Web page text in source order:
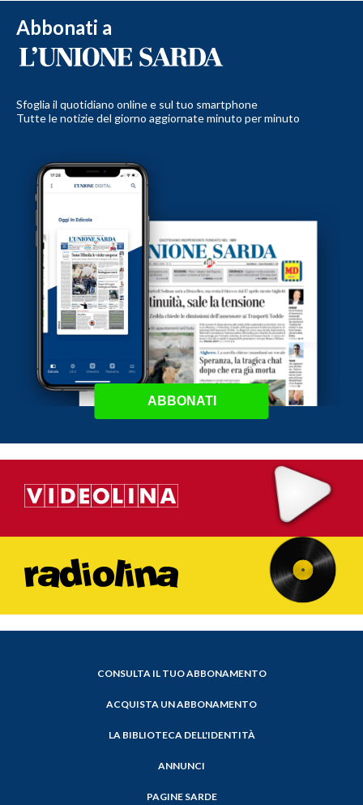
Abbonati a
Sfoglia il quotidiano online e sul tuo smartphone
Tutte le notizie del giorno aggiornate minuto per minuto
ABBONATI
CONSULTA IL TUO ABBONAMENTO
ACQUISTA UN ABBONAMENTO
LA BIBLIOTECA DELL'IDENTITÀ
ANNUNCI
PAGINE SARDE